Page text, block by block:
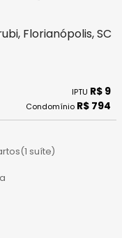
Florianópolis, SC
IPTU R$ 9
Condomínio R$ 794
(1 suíte)